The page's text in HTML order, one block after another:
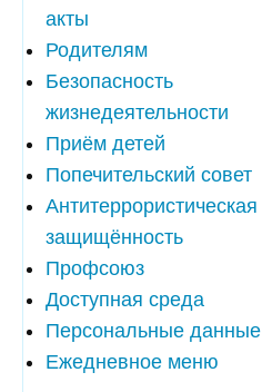
акты
Родителям
Безопасность
жизнедеятельности
Приём детей
Попечительский совет
Антитеррористическая
защищённость
Профсоюз
Доступная среда
Персональные данные
Ежедневное меню